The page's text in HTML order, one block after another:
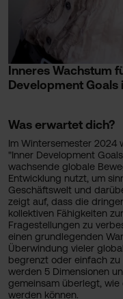
Inneres Wachstum
Development Goals
Was erwartet dich?
Im Wintersemester 2024
"Inner Development
wachsende globale
Entwicklung nutzt, um
Geschäftswelt und
zeigt auf, dass die
kollektiven Fähigkeiten
Fragestellungen zu
einen grundlegenden
Überwindung vieler
begrenzt oder einfach
werden 5 Dimensionen
gemeinsam überlegt,
werden können.